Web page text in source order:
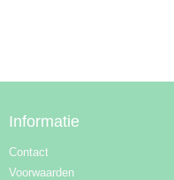
Informatie
Contact
Voorwaarden